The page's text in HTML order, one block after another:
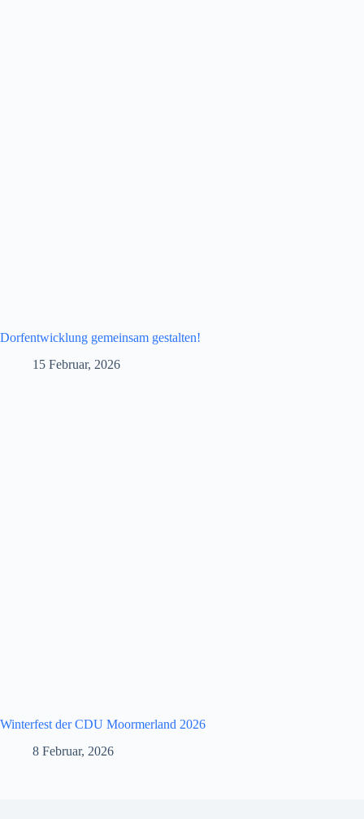
Dorfentwicklung gemeinsam gestalten!
15 Februar, 2026
Winterfest der CDU Moormerland 2026
8 Februar, 2026